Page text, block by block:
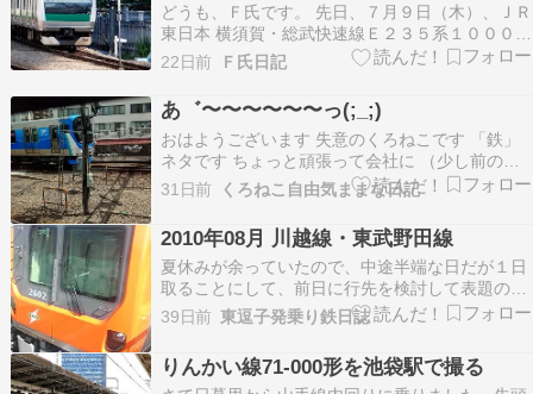
どうも、Ｆ氏です。 先日、７月９日（木）、ＪＲ
東日本 横須賀・総武快速線Ｅ２３５系１０００番
台（クラＦ－２０編成）の東京総合車両ベース入
場回送（ＴＫ入場回送）の写真と動画を撮影して
きました。（リンク）この日は外来診察で、西葛
西の病院に行き、病院の診察を終え、都営新宿線
船堀駅から…
22日前 Ｆ氏日記
あ゛〜〜〜〜〜〜っ(;_;)
おはようございます 失意のくろねこです 「鉄」
ネタです ちょっと頑張って会社に （少し前の
話）不安定な状態でしたが身体動かすことでペー
スを取り戻そうといつものように会社に向かいま
した 渋谷駅で山手線の車両に乗り込みます車両は
11号車（内回りの最後尾 クハE234）です 埼京線
側の…
31日前 くろねこ自由気ままな日記
2010年08月 川越線・東武野田線
夏休みが余っていたので、中途半端な日だが１日
取ることにして、前日に行先を検討して表題のよ
うなルートを計画しました。横浜線・八高線経由
で高麗川に至り、そこから川越線・埼京線・赤羽
線経由で池袋へ。更に田端乗換で大宮まで戻り、
ニューシャトルに往復乗車してから東武野田線を
39日前 東逗子発乗り鉄日誌
りんかい線71-000形を池袋駅で撮る